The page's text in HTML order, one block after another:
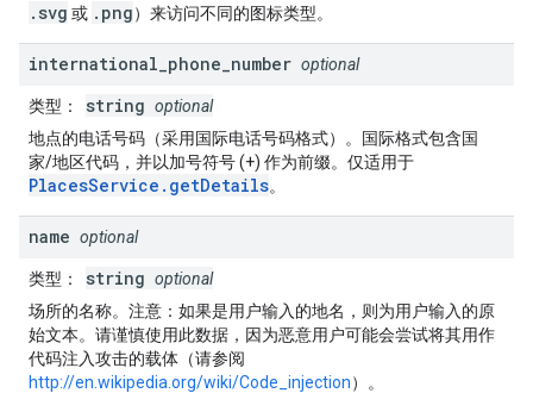
.svg 或 .png）来访问不同的图标类型。
international phone number optional
类型 ： string optional
地点的电话号码（采用国际电话号码格式）。国际格式包含国
家/地区代码，并以加号符号 (+) 作为前缀。仅适用于
PlacesService.getDetails。
name optional
类型 ： string optional
场所的名称。注意：如果是用户输入的地名，则为用户输入的原
始文本。请谨慎使用此数据，因为恶意用户可能会尝试将其用作
代码注入攻击的载体（请参阅
http://en.wikipedia.org/wiki/Code_injection）。